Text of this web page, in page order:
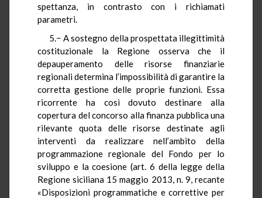
spettanza, in contrasto con i richiamati
parametri.
5.− A sostegno della prospettata illegittimità
costituzionale la Regione osserva che il
depauperamento delle risorse finanziarie
regionali determina l’impossibilità di garantire la
corretta gestione delle proprie funzioni. Essa
ricorrente ha così dovuto destinare alla
copertura del concorso alla finanza pubblica una
rilevante quota delle risorse destinate agli
interventi da realizzare nell’ambito della
programmazione regionale del Fondo per lo
sviluppo e la coesione (art. 6 della legge della
Regione siciliana 15 maggio 2013, n. 9, recante
«Disposizioni programmatiche e correttive per